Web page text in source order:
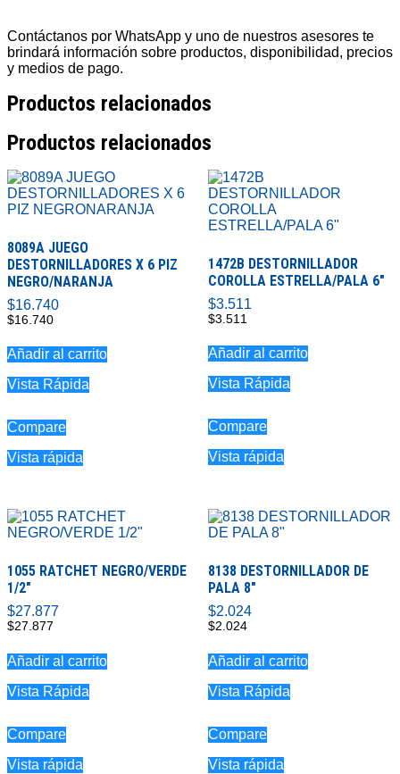
TIJERA
1,5
TON
Contáctanos por WhatsApp y uno de nuestros asesores te
brindará información sobre productos, disponibilidad, precios
y medios de pago.
Productos relacionados
Productos relacionados
8089A JUEGO
DESTORNILLADORES X 6 PIZ
NEGRO/NARANJA
$16.740
$16.740
Añadir al carrito
Vista Rápida
Compare
Vista rápida
1472B DESTORNILLADOR
COROLLA ESTRELLA/PALA 6″
$3.511
$3.511
Añadir al carrito
Vista Rápida
Compare
Vista rápida
1055 RATCHET NEGRO/VERDE
1/2″
$27.877
$27.877
Añadir al carrito
Vista Rápida
Compare
Vista rápida
8138 DESTORNILLADOR DE
PALA 8″
$2.024
$2.024
Añadir al carrito
Vista Rápida
Compare
Vista rápida